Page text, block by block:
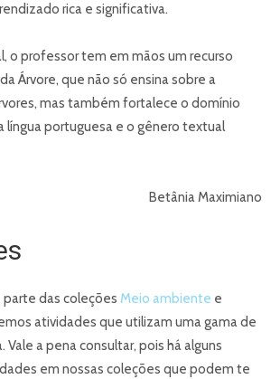
rica e significativa.
o professor tem em mãos um recurso
Árvore, que não só ensina sobre a
mas também fortalece o domínio
língua portuguesa e o gênero textual
Betânia Maximiano
das coleções Meio ambiente e
atividades que utilizam uma gama de
Vale a pena consultar, pois há alguns
em nossas coleções que podem te